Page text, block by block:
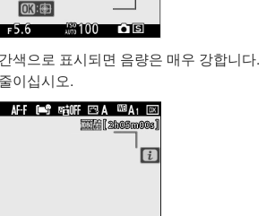
색으로 표시되면 음량은 매우 강합니다.
이십시오.